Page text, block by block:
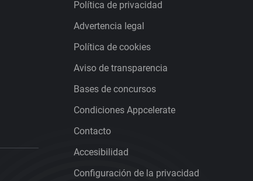
Política de privacidad
Advertencia legal
Política de cookies
Aviso de transparencia
Bases de concursos
Condiciones Appcelerate
Contacto
Accesibilidad
Configuración de la privacidad